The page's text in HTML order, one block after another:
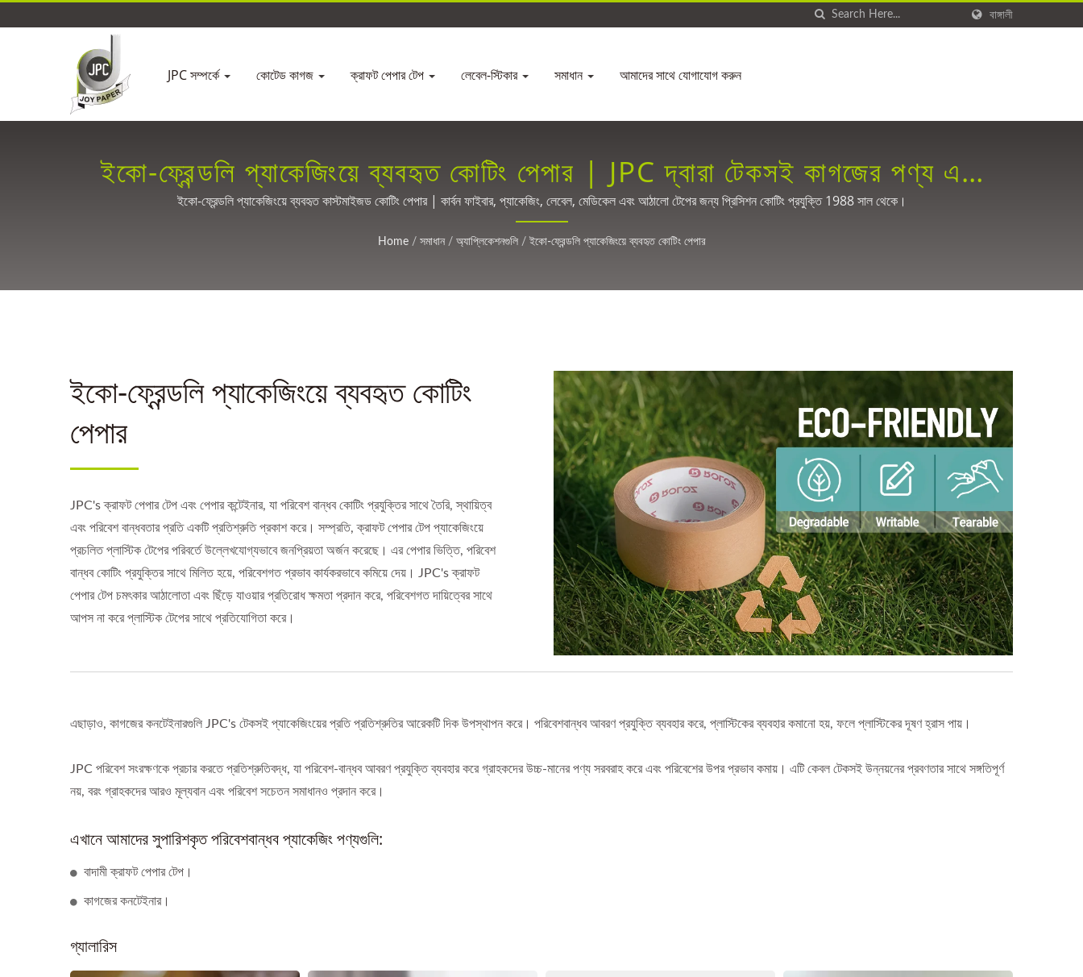
বাঙ্গালী
JPC সম্পর্কে কোটেড কাগজ ক্রাফট পেপার টেপ লেবেল-স্টিকার সমাধান আমাদের সাথে যোগাযোগ করুন
ইকো-ফ্রেন্ডলি প্যাকেজিংয়ে ব্যবহৃত কোটিং পেপার | JPC দ্বারা টেকসই কাগজের পণ্য এবং
কাস্টম আবরণ সমাধান
ইকো-ফ্রেন্ডলি প্যাকেজিংয়ে ব্যবহৃত কাস্টমাইজড কোটিং পেপার | কার্বন ফাইবার, প্যাকেজিং, লেবেল, মেডিকেল এবং আঠালো টেপের জন্য প্রিসিশন কোটিং প্রযুক্তি 1988 সাল থেকে।
Home / সমাধান / অ্যাপ্লিকেশনগুলি / ইকো-ফ্রেন্ডলি প্যাকেজিংয়ে ব্যবহৃত কোটিং পেপার
ইকো-ফ্রেন্ডলি প্যাকেজিংয়ে ব্যবহৃত কোটিং
পেপার
JPC's ক্রাফট পেপার টেপ এবং পেপার কন্টেইনার, যা পরিবেশ বান্ধব কোটিং প্রযুক্তির সাথে তৈরি, স্থায়িত্ব
এবং পরিবেশ বান্ধবতার প্রতি একটি প্রতিশ্রুতি প্রকাশ করে। সম্প্রতি, ক্রাফট পেপার টেপ প্যাকেজিংয়ে
প্রচলিত প্লাস্টিক টেপের পরিবর্তে উল্লেখযোগ্যভাবে জনপ্রিয়তা অর্জন করেছে। এর পেপার ভিত্তি, পরিবেশ
বান্ধব কোটিং প্রযুক্তির সাথে মিলিত হয়ে, পরিবেশগত প্রভাব কার্যকরভাবে কমিয়ে দেয়। JPC's ক্রাফট
পেপার টেপ চমৎকার আঠালোতা এবং ছিঁড়ে যাওয়ার প্রতিরোধ ক্ষমতা প্রদান করে, পরিবেশগত দায়িত্বের সাথে
আপস না করে প্লাস্টিক টেপের সাথে প্রতিযোগিতা করে।
এছাড়াও, কাগজের কনটেইনারগুলি JPC's টেকসই প্যাকেজিংয়ের প্রতি প্রতিশ্রুতির আরেকটি দিক উপস্থাপন করে। পরিবেশবান্ধব আবরণ প্রযুক্তি ব্যবহার করে, প্লাস্টিকের ব্যবহার কমানো হয়, ফলে প্লাস্টিকের দূষণ হ্রাস পায়।
JPC পরিবেশ সংরক্ষণকে প্রচার করতে প্রতিশ্রুতিবদ্ধ, যা পরিবেশ-বান্ধব আবরণ প্রযুক্তি ব্যবহার করে গ্রাহকদের উচ্চ-মানের পণ্য সরবরাহ করে এবং পরিবেশের উপর প্রভাব কমায়। এটি কেবল টেকসই উন্নয়নের প্রবণতার সাথে সঙ্গতিপূর্ণ
নয়, বরং গ্রাহকদের আরও মূল্যবান এবং পরিবেশ সচেতন সমাধানও প্রদান করে।
এখানে আমাদের সুপারিশকৃত পরিবেশবান্ধব প্যাকেজিং পণ্যগুলি:
বাদামী ক্রাফট পেপার টেপ।
কাগজের কনটেইনার।
গ্যালারিস